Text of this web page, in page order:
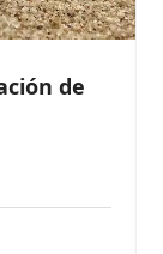
de